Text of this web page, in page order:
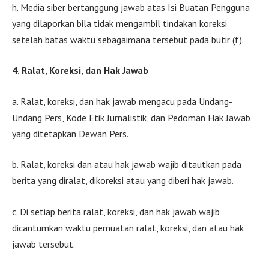
h. Media siber bertanggung jawab atas Isi Buatan Pengguna
yang dilaporkan bila tidak mengambil tindakan koreksi
setelah batas waktu sebagaimana tersebut pada butir (f).
4. Ralat, Koreksi, dan Hak Jawab
a. Ralat, koreksi, dan hak jawab mengacu pada Undang-
Undang Pers, Kode Etik Jurnalistik, dan Pedoman Hak Jawab
yang ditetapkan Dewan Pers.
b. Ralat, koreksi dan atau hak jawab wajib ditautkan pada
berita yang diralat, dikoreksi atau yang diberi hak jawab.
c. Di setiap berita ralat, koreksi, dan hak jawab wajib
dicantumkan waktu pemuatan ralat, koreksi, dan atau hak
jawab tersebut.